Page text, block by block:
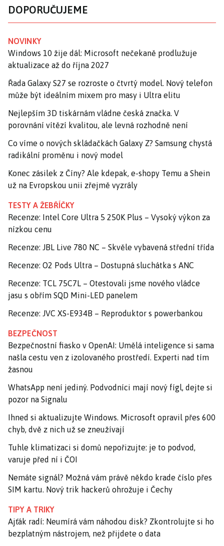
DOPORUČUJEME
NOVINKY
Windows 10 žije dál: Microsoft nečekaně prodlužuje
aktualizace až do října 2027
Řada Galaxy S27 se rozroste o čtvrtý model. Nový telefon
může být ideálním mixem pro masy i Ultra elitu
Nejlepším 3D tiskárnám vládne česká značka. V
porovnání vítězí kvalitou, ale levná rozhodně není
Co víme o nových skládačkách Galaxy Z? Samsung chystá
radikální proměnu i nový model
Konec zásilek z Číny? Ale kdepak, e-shopy Temu a Shein
už na Evropskou unii zřejmě vyzrály
TESTY A ŽEBŘÍČKY
Recenze: Intel Core Ultra 5 250K Plus – Vysoký výkon za
nízkou cenu
Recenze: JBL Live 780 NC – Skvěle vybavená střední třída
Recenze: O2 Pods Ultra – Dostupná sluchátka s ANC
Recenze: TCL 75C7L – Otestovali jsme nového vládce
jasu s obřím SQD Mini-LED panelem
Recenze: JVC XS-E934B – Reproduktor s powerbankou
BEZPEČNOST
Bezpečnostní fiasko v OpenAI: Umělá inteligence si sama
našla cestu ven z izolovaného prostředí. Experti nad tím
žasnou
WhatsApp není jediný. Podvodníci mají nový fígl, dejte si
pozor na Signalu
Ihned si aktualizujte Windows. Microsoft opravil přes 600
chyb, dvě z nich už se zneužívají
Tuhle klimatizaci si domů nepořizujte: je to podvod,
varuje před ní i ČOI
Nemáte signál? Možná vám právě někdo krade číslo přes
SIM kartu. Nový trik hackerů ohrožuje i Čechy
TIPY A TRIKY
Ajťák radí: Neumírá vám náhodou disk? Zkontrolujte si ho
bezplatným nástrojem, než přijdete o data